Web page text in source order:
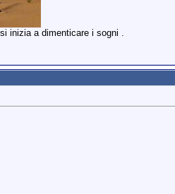
inizia a dimenticare i sogni .